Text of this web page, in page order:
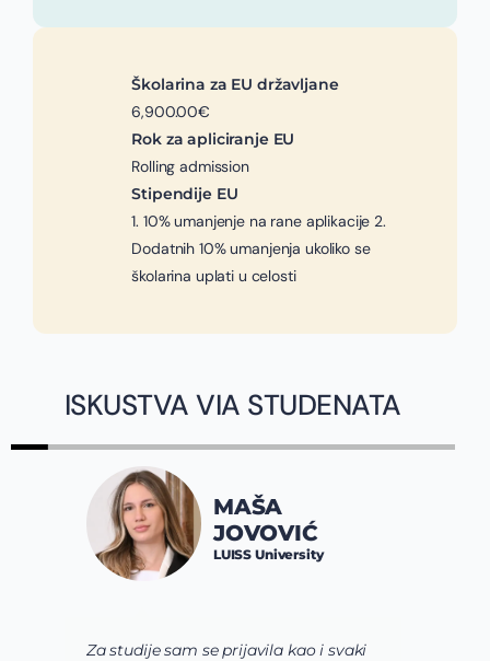
Školarina za EU državljane
6,900.00€
Rok za apliciranje EU
Rolling admission
Stipendije EU
1. 10% umanjenje na rane aplikacije 2.
Dodatnih 10% umanjenja ukoliko se
školarina uplati u celosti
ISKUSTVA VIA STUDENATA
Za studije sam se prijavila kao i svaki
MAŠA
JOVOVIĆ
LUISS University